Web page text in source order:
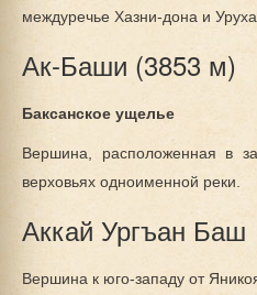
междуречье Хазни-дона и Уруха.
Ак-Баши (3853 м)
Баксанское ущелье
Вершина, расположенная в
верховьях одноименной реки.
Аккай Ургъан Баш
Вершина к юго-западу от